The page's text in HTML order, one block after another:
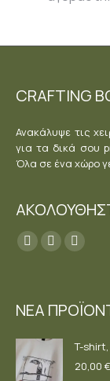
CRAFTING
Ανακάλυψε τις
για τα δικά σου
Όλα σε ένα χώρο
Find us on:
Facebook
in
window
YouTube
window
in
window
ΝΕΑ
T-
20,00 €